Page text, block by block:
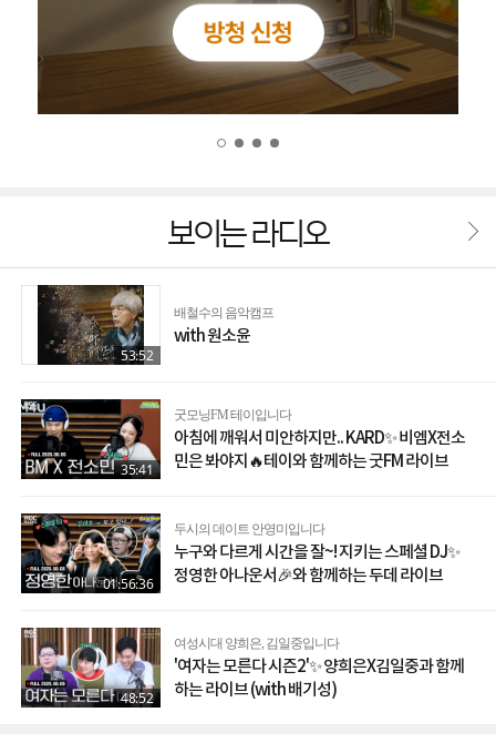
보이는 라디오
53:52
배철수의 음악캠프
with 원소윤
35:41
굿모닝FM 테이입니다
아침에 깨워서 미안하지만.. KARD✨ 비엠X전소
민은 봐야지🔥테이와 함께하는 굿FM 라이브
01:56:36
두시의 데이트 안영미입니다
누구와 다르게 시간을 잘~! 지키는 스페셜 DJ✨
정영한 아나운서🎉와 함께하는 두데 라이브
48:52
여성시대 양희은, 김일중입니다
'여자는 모른다 시즌2'✨ 양희은X김일중과 함께
하는 라이브 (with 배기성)